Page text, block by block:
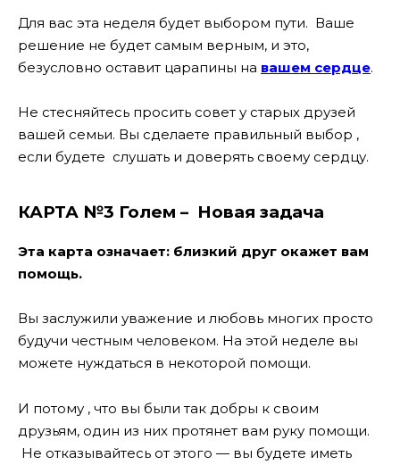
Для вас эта неделя будет выбором пути. Ваше
решение не будет самым верным, и это,
безусловно оставит царапины на вашем сердце.
Не стесняйтесь просить совет у старых друзей
вашей семьи. Вы сделаете правильный выбор ,
если будете слушать и доверять своему сердцу.
КАРТА №3 Голем – Новая задача
Эта карта означает: близкий друг окажет вам
помощь.
Вы заслужили уважение и любовь многих просто
будучи честным человеком. На этой неделе вы
можете нуждаться в некоторой помощи.
И потому , что вы были так добры к своим
друзьям, один из них протянет вам руку помощи.
Не отказывайтесь от этого — вы будете иметь